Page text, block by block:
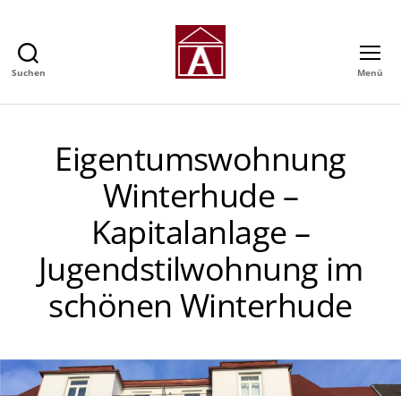
Suchen
GmbH
Immobilienmakler
in
Hamburg
Menü
Eigentumswohnung
Winterhude –
Kapitalanlage –
Jugendstilwohnung im
schönen Winterhude